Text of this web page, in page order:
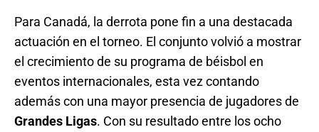
Para Canadá, la derrota pone fin a una destacada
actuación en el torneo. El conjunto volvió a mostrar
el crecimiento de su programa de béisbol en
eventos internacionales, esta vez contando
además con una mayor presencia de jugadores de
Grandes Ligas. Con su resultado entre los ocho